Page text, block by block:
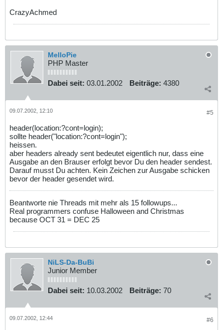
CrazyAchmed
MelloPie
PHP Master
Dabei seit: 03.01.2002 Beiträge: 4380
#5
09.07.2002, 12:10
header(location:?cont=login);
sollte header("location:?cont=login");
heissen.
aber headers already sent bedeutet eigentlich nur, dass eine
Ausgabe an den Brauser erfolgt bevor Du den header sendest.
Darauf musst Du achten. Kein Zeichen zur Ausgabe schicken
bevor der header gesendet wird.
Beantworte nie Threads mit mehr als 15 followups...
Real programmers confuse Halloween and Christmas
because OCT 31 = DEC 25
NiLS-Da-BuBi
Junior Member
Dabei seit: 10.03.2002 Beiträge: 70
#6
09.07.2002, 12:44